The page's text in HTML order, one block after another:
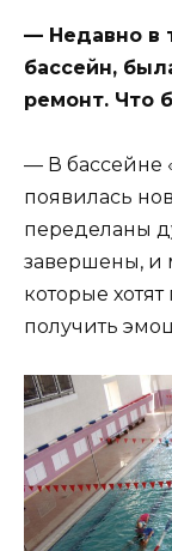
— Недавно в
бассейн,
ремонт. Что
— В бассейне
появилась
переделаны
завершены, и
которые
получить